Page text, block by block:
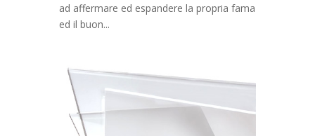
ad affermare ed espandere la propria fama
ed il buon...